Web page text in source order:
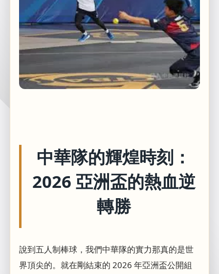
中華隊的輝煌時刻：
2026 亞洲盃的熱血逆
轉勝
說到五人制棒球，我們中華隊的實力那真的是世
界頂尖的。就在剛結束的 2026 年亞洲盃公開組